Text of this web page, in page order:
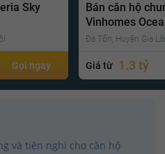
Sky
Gọi ngay
Bán căn hộ
Vinhomes
Đa Tốn, Huyện Gia
Giá từ 1.3 tỷ
và tiện nghi cho căn hộ